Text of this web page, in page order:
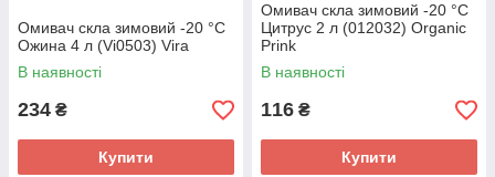
Омивач скла зимовий -20 °C
Ожина 4 л (Vi0503) Vira
В наявності
234 ₴
Купити
Омивач скла зимовий -20 °C
Цитрус 2 л (012032) Organic
Prink
В наявності
116 ₴
Купити